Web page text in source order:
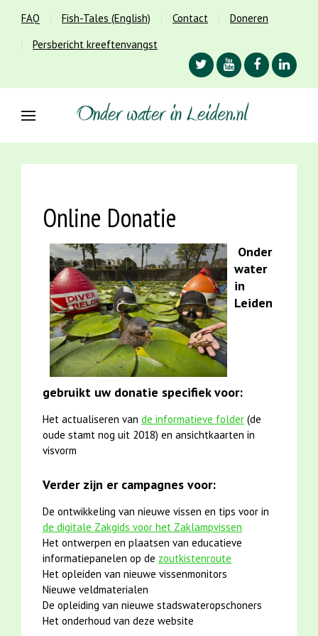
FAQ Fish-Tales (English) Contact
Doneren
Persbericht kreeftenvangst
Online Donatie
Onder
water
in
Leiden
gebruikt uw donatie specifiek voor:
Het actualiseren van de informatieve folder (de
oude stamt nog uit 2018) en ansichtkaarten in
visvorm
Verder zijn er campagnes voor:
De ontwikkeling van nieuwe vissen en tips voor in
de digitale Zakgids voor het Zaklampvissen
Het ontwerpen en plaatsen van educatieve
informatiepanelen op de zoutkistenroute
Het opleiden van nieuwe vissenmonitors
Nieuwe veldmaterialen
De opleiding van nieuwe stadswateropschoners
Het onderhoud van deze website